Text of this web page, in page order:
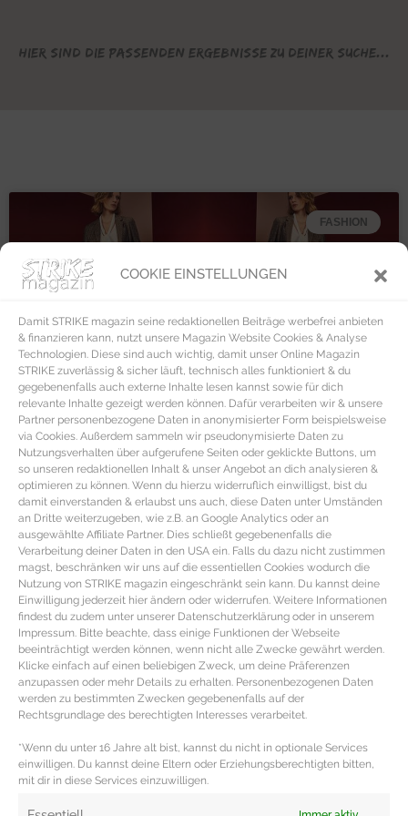
COOKIE EINSTELLUNGEN
Damit STRIKE magazin seine redaktionellen Beiträge werbefrei anbieten
& finanzieren kann, nutzt unsere Magazin Website Cookies & Analyse
Technologien. Diese sind auch wichtig, damit unser Online Magazin
STRIKE zuverlässig & sicher läuft, technisch alles funktioniert & du
gegebenenfalls auch externe Inhalte lesen kannst sowie für dich
relevante Inhalte gezeigt werden können. Dafür verarbeiten wir & unsere
Partner personenbezogene Daten in anonymisierter Form beispielsweise
via Cookies. Außerdem sammeln wir pseudonymisierte Daten zu
Nutzungsverhalten über aufgerufene Seiten oder geklickte Buttons, um
so unseren redaktionellen Inhalt & unser Angebot an dich analysieren &
optimieren zu können. Wenn du hierzu widerruflich einwilligst, bist du
damit einverstanden & erlaubst uns auch, diese Daten unter Umständen
an Dritte weiterzugeben, wie z.B. an Google Analytics oder an
ausgewählte Affiliate Partner. Dies schließt gegebenenfalls die
Verarbeitung deiner Daten in den USA ein. Falls du dazu nicht zustimmen
magst, beschränken wir uns auf die essentiellen Cookies wodurch die
Nutzung von STRIKE magazin eingeschränkt sein kann. Du kannst deine
Einwilligung jederzeit hier ändern oder widerrufen. Weitere Informationen
findest du zudem unter unserer Datenschutzerklärung oder in unserem
Impressum. Bitte beachte, dass einige Funktionen der Webseite
beeinträchtigt werden können, wenn nicht alle Zwecke gewährt werden.
Klicke einfach auf einen beliebigen Zweck, um deine Präferenzen
anzupassen oder mehr Details zu erhalten. Personenbezogenen Daten
werden zu bestimmten Zwecken gegebenenfalls auf der
Rechtsgrundlage des berechtigten Interesses verarbeitet.
*Wenn du unter 16 Jahre alt bist, kannst du nicht in optionale Services
einwilligen. Du kannst deine Eltern oder Erziehungsberechtigten bitten,
mit dir in diese Services einzuwilligen.
Hier sind die passenden Ergebnisse zu deiner Suche...
FASHION
STYLE GUIDE – Der perfekte Winter
Look fürs Business
Winter Mit dem klassischen Zweiteiler bestehend aus
Hose oder Rock plus